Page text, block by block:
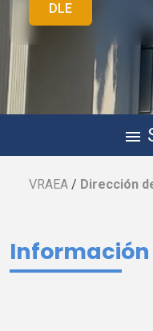
DLE
menu
VRAEA / Dirección
Información